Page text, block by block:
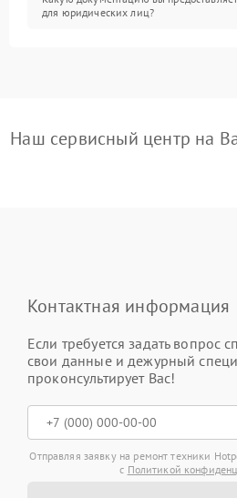
для юридических лиц?
Наш сервисный центр на
Контактная информация
Если требуется задать вопрос
свои данные и дежурный
проконсультирует Вас!
Отправляя заявку на ремонт техники
с Политикой